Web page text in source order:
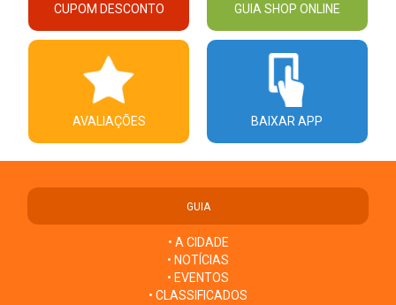
CUPOM DESCONTO GUIA SHOP ONLINE
AVALIAÇÕES BAIXAR APP
GUIA
• A CIDADE
• NOTÍCIAS
• EVENTOS
• CLASSIFICADOS